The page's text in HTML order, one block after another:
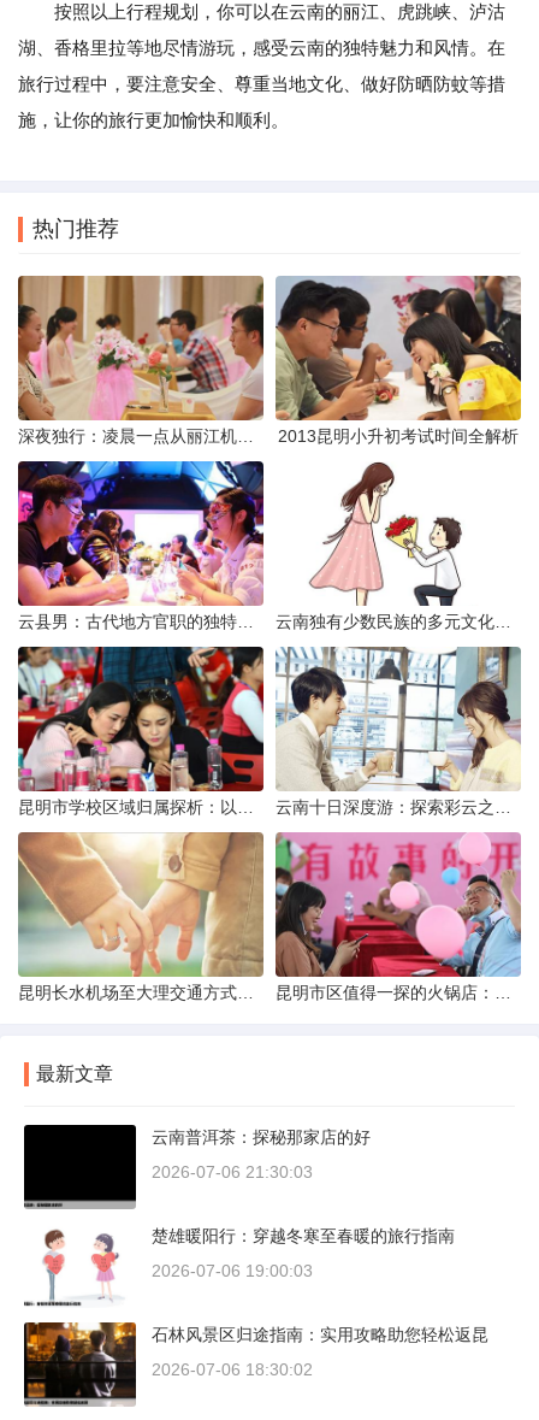
按照以上行程规划，你可以在云南的丽江、虎跳峡、泸沽
湖、香格里拉等地尽情游玩，感受云南的独特魅力和风情。在
旅行过程中，要注意安全、尊重当地文化、做好防晒防蚊等措
施，让你的旅行更加愉快和顺利。
热门推荐
2013昆明小升初考试时间全解析
最新文章
云南普洱茶：探秘那家店的好
2026-07-06 21:30:03
楚雄暖阳行：穿越冬寒至春暖的旅行指南
2026-07-06 19:00:03
石林风景区归途指南：实用攻略助您轻松返昆
2026-07-06 18:30:02